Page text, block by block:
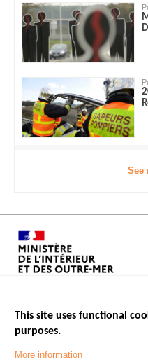
See
Footer
This site uses functional
purposes.
More information